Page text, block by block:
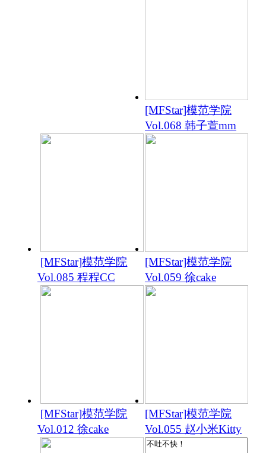
[MFStar]模范学院
Vol.068 韩子萱mm
[MFStar]模范学院
Vol.085 程程CC
[MFStar]模范学院
Vol.059 徐cake
[MFStar]模范学院
Vol.012 徐cake
[MFStar]模范学院
Vol.055 赵小米Kitty